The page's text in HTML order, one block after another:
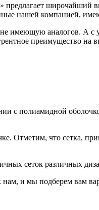
широчайший
нашей компанией,
имеющую аналогов. А с
преимущество на
с полиамидной
Отметим, что сетка,
сеток различных
и мы подберем вам